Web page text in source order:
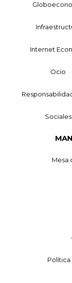
Internet
Ocio
Sociales
Mesa